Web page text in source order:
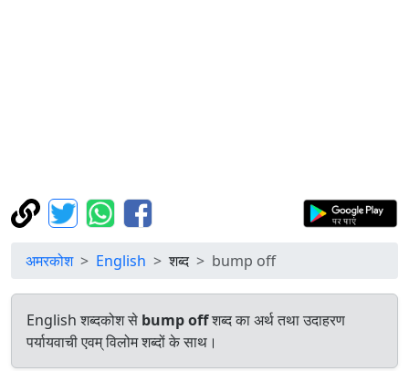
अमरकोश English शब्द bump off
English शब्दकोश से bump offशब्द का अर्थ तथा उदाहरण
पर्यायवाची एवम् विलोम शब्दों के साथ।